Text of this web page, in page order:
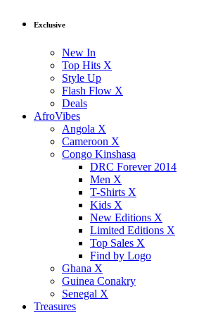
Exclusive
New In
Top Hits X
Style Up
Flash Flow X
Deals
AfroVibes
Angola X
Cameroon X
Congo Kinshasa
DRC Forever 2014
Men X
T-Shirts X
Kids X
New Editions X
Limited Editions X
Top Sales X
Find by Logo
Ghana X
Guinea Conakry
Senegal X
Treasures